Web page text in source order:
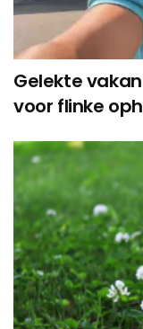
Gelekte
voor flinke